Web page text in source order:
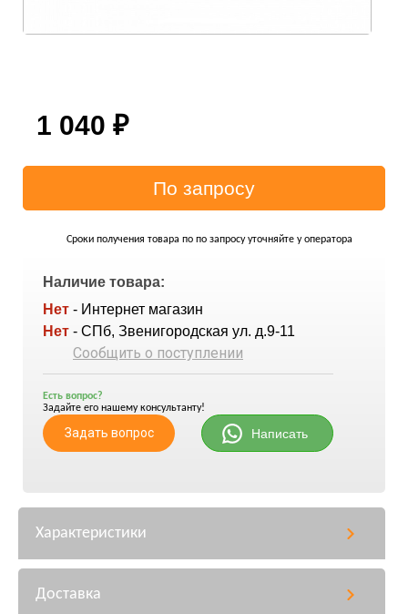
1 040 ₽
Сроки получения товара по по запросу уточняйте у оператора
Наличие товара:
Нет - Интернет магазин
Нет - СПб, Звенигородская ул. д.9-11
Сообщить о поступлении
Есть вопрос?
Задайте его нашему консультанту!
Задать вопрос Написать
Характеристики
Доставка